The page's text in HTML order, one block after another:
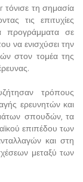
τη σημασία
τις επιτυχίες
προγράμματα σε
να ενισχύσει την
στον τομέα της
τρόπους
ερευνητών και
σπουδών, τα
επιπέδου των
και στη
μεταξύ των